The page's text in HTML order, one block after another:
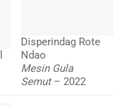
Disperindag Rote
Ndao
Mesin Gula
Semut– 2022